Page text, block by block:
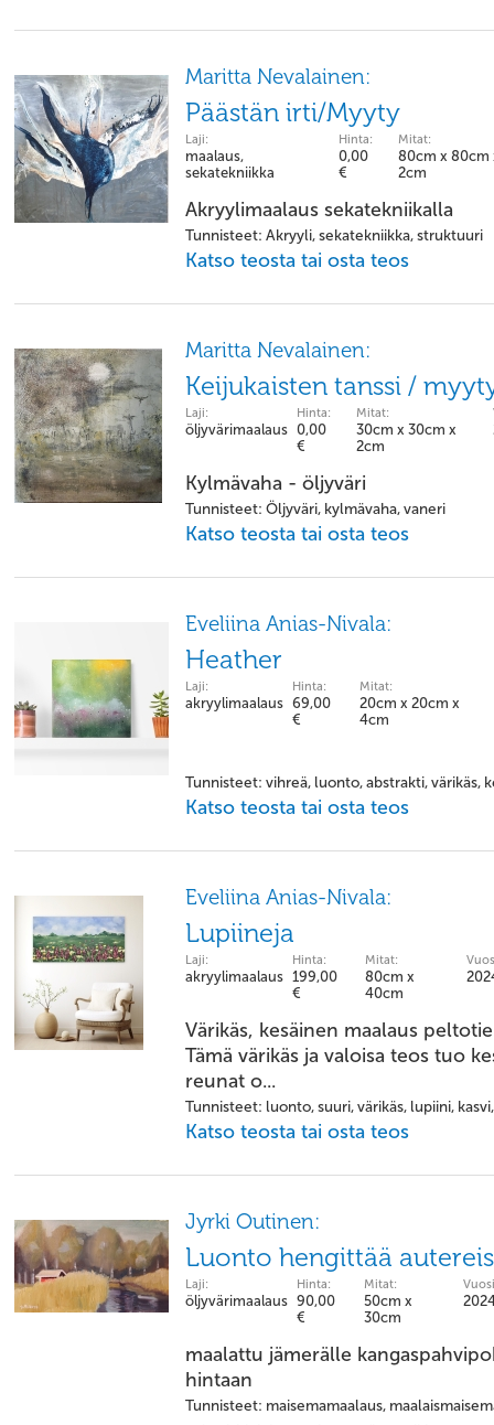
Maritta Nevalainen:
Päästän irti/Myyty
Laji:
maalaus,
sekatekniikka
Hinta:
0,00
€
Mitat:
80cm x 80cm
2cm
Akryylimaalaus sekatekniikalla
Tunnisteet: Akryyli, sekatekniikka, struktuuri
Katso teosta tai osta teos
Maritta Nevalainen:
Keijukaisten tanssi /
Laji:
öljyvärimaalaus
Hinta:
0,00
€
Mitat:
30cm x 30cm x
2cm
Kylmävaha - öljyväri
Tunnisteet: Öljyväri, kylmävaha, vaneri
Katso teosta tai osta teos
Eveliina Anias-Nivala:
Heather
Laji:
akryylimaalaus
Hinta:
69,00
€
Mitat:
20cm x 20cm x
4cm
Tunnisteet: vihreä, luonto, abstrakti, värikäs,
Katso teosta tai osta teos
Eveliina Anias-Nivala:
Lupiineja
Laji:
akryylimaalaus
Hinta:
199,00
€
Mitat:
80cm x
40cm
Värikäs, kesäinen maalaus
Tämä värikäs ja valoisa teos tuo
reunat o...
Tunnisteet: luonto, suuri, värikäs, lupiini,
Katso teosta tai osta teos
Jyrki Outinen:
Luonto hengittää
Laji:
öljyvärimaalaus
Hinta:
90,00
€
Mitat:
50cm x
30cm
maalattu jämerälle
hintaan
Tunnisteet: maisemamaalaus,